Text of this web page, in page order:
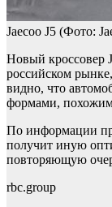
Jaecoo J5 (Фото:
Новый кроссовер
российском
видно, что
формами,
По информации
получит иную
повторяющую
rbc.group